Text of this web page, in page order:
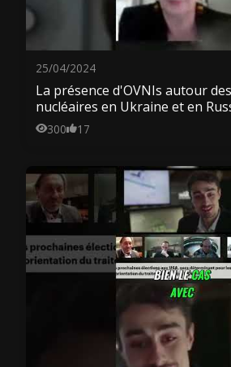
25/04/2024
La présence d'OVNIs autour
nucléaires en Ukraine et en
300 17